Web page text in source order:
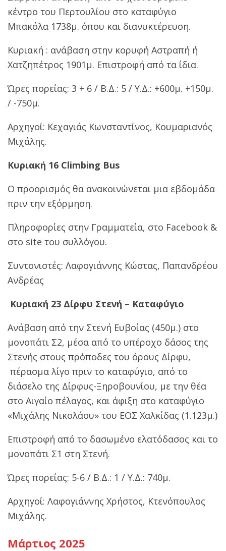
κέντρο του Περτουλίου στο καταφύγιο
Μπακόλα 1738μ. όπου και διανυκτέρευση.
Κυριακή : ανάβαση στην κορυφή Αστραπή ή
Χατζηπέτρος 1901μ. Επιστροφή από τα ίδια.
Ώρες πορείας: 3 + 6 / Β.Δ.: 5 / Υ.Δ.: +600μ. +150μ.
/ -750μ.
Αρχηγοί: Κεχαγιάς Κωνσταντίνος, Κουμαριανός
Μιχάλης.
Κυριακή 16 Climbing Bus
Ο προορισμός θα ανακοινώνεται μια εβδομάδα
πριν την εξόρμηση.
Πληροφορίες στην Γραμματεία, στο Facebook &
στο site του συλλόγου.
Συντονιστές: Λαφογιάννης Κώστας, Παπανδρέου
Ανδρέας
Κυριακή 23 Δίρφυ Στενή – Καταφύγιο
Ανάβαση από την Στενή Ευβοίας (450μ.) στο
μονοπάτι Σ2, μέσα από το υπέροχο δάσος της
Στενής στους πρόποδες του όρους Δίρφυ,
πέρασμα λίγο πριν το καταφύγιο, από το
διάσελο της Δίρφυς-Ξηροβουνίου, με την θέα
στο Αιγαίο πέλαγος, και άφιξη στο καταφύγιο
«Μιχάλης Νικολάου» του ΕΟΣ Χαλκίδας (1.123μ.)
Επιστροφή από το δασωμένο ελατόδασος και το
μονοπάτι Σ1 στη Στενή.
Ώρες πορείας: 5-6 / Β.Δ.: 1 / Υ.Δ.: 740μ.
Αρχηγοί: Λαφογιάννης Χρήστος, Κτενόπουλος
Μιχάλης.
Μάρτιος 2025